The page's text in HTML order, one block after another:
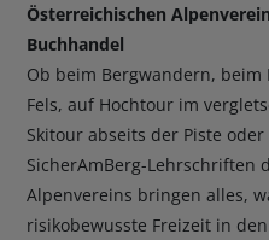
Österreichischen
Buchhandel
Ob beim Bergwandern,
Fels, auf Hochtour im
Skitour abseits der Piste
SicherAmBerg-Lehrschriften
Alpenvereins bringen alles,
risikobewusste Freizeit in